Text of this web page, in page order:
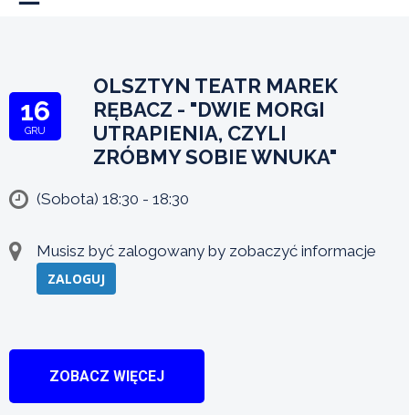
16
GRU
OLSZTYN TEATR MAREK
RĘBACZ - "DWIE MORGI
UTRAPIENIA, CZYLI
ZRÓBMY SOBIE WNUKA"
(Sobota) 18:30 - 18:30
Musisz być zalogowany by zobaczyć informacje
ZALOGUJ
ZOBACZ WIĘCEJ